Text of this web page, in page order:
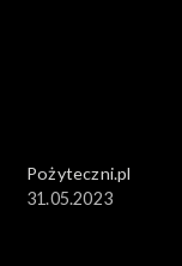
Pożyteczni.pl
31.05.2023